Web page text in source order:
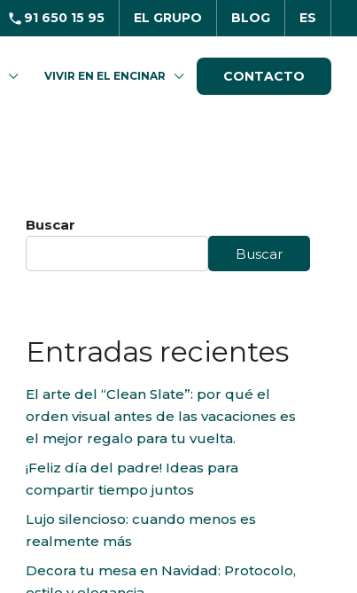
91 650 15 95 EL GRUPO BLOG ES
VIVIR EN EL ENCINAR CONTACTO
Buscar
Buscar
Entradas recientes
El arte del “Clean Slate”: por qué el
orden visual antes de las vacaciones es
el mejor regalo para tu vuelta.
¡Feliz día del padre! Ideas para
compartir tiempo juntos
Lujo silencioso: cuando menos es
realmente más
Decora tu mesa en Navidad: Protocolo,